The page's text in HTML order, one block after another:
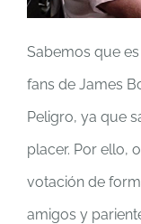
Sabemos que
fans de James
Peligro, ya que
placer. Por ello,
votación de
amigos y